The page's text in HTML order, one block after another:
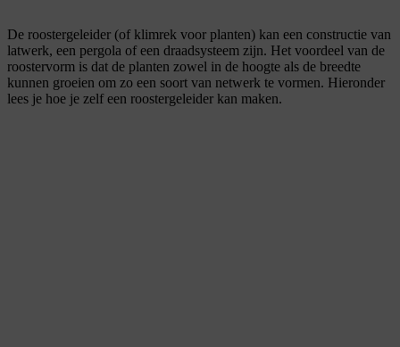
De roostergeleider (of klimrek voor planten) kan een constructie van
latwerk, een pergola of een draadsysteem zijn. Het voordeel van de
roostervorm is dat de planten zowel in de hoogte als de breedte
kunnen groeien om zo een soort van netwerk te vormen. Hieronder
lees je hoe je zelf een roostergeleider kan maken.